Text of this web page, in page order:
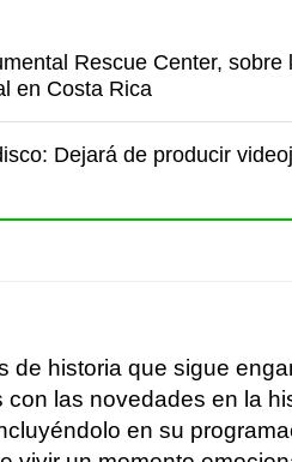
Rescue Center, sobre
en Costa Rica
Dejará de producir
de historia que sigue
las novedades en la
en su